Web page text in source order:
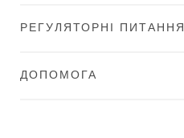
РЕГУЛЯТОРНІ ПИТАННЯ
ДОПОМОГА